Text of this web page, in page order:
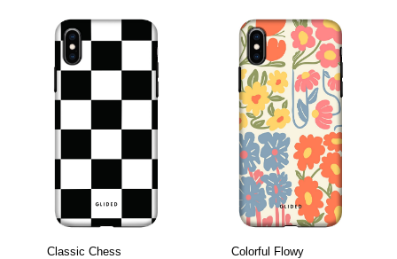
Classic Chess
Colorful Flowy